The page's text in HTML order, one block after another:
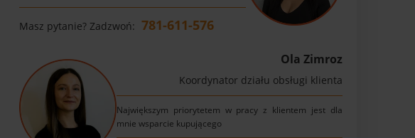
Masz pytanie? Zadzwoń: 781-611-576
Ola Zimroz
Koordynator działu obsługi klienta
Największym priorytetem w pracy z klientem jest dla
mnie wsparcie kupującego